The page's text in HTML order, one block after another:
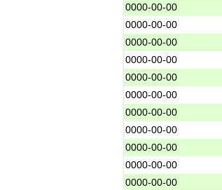
0000-00-00
0000-00-00
0000-00-00
0000-00-00
0000-00-00
0000-00-00
0000-00-00
0000-00-00
0000-00-00
0000-00-00
0000-00-00